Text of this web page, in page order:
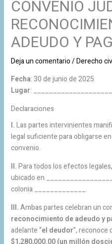
CONVENIO
ADEUDO Y
Deja un comentario/Derecho
Fecha: 30 de junio de 2025
Lugar:
Declaraciones
I.Las partes intervinientes
legal suficiente para obligarse
convenio.
II.Para todos los efectos
ubicado en
colonia _____________.
III.Ambas partes celebran un
reconocimiento de adeudo y
adelante “el deudor”, reconoce
$1,280,000.00 (un millón